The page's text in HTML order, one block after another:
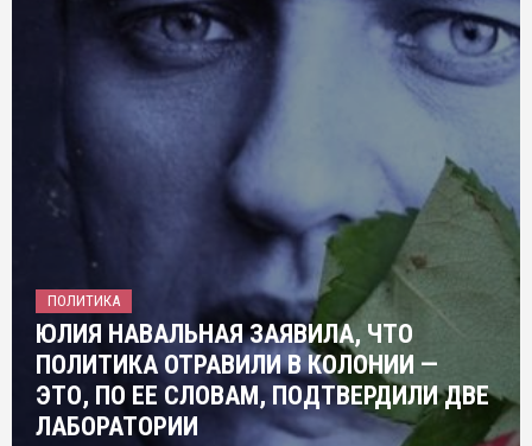
ПОЛИТИКА
ЮЛИЯ НАВАЛЬНАЯ ЗАЯВИЛА, ЧТО
ПОЛИТИКА ОТРАВИЛИ В КОЛОНИИ —
ЭТО, ПО ЕЕ СЛОВАМ, ПОДТВЕРДИЛИ ДВЕ
ЛАБОРАТОРИИ